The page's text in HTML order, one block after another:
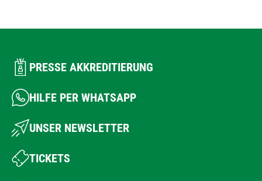
PRESSE AKKREDITIERUNG
HILFE PER WHATSAPP
UNSER NEWSLETTER
TICKETS